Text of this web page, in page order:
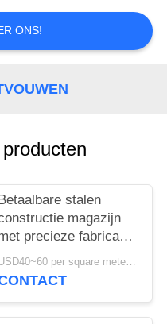
ONS!
Betaalbare stalen
magazijn
precieze fabricage
one-stop
leveringsoplossing
USD40~60 per square meter MOQ:1000 sqm